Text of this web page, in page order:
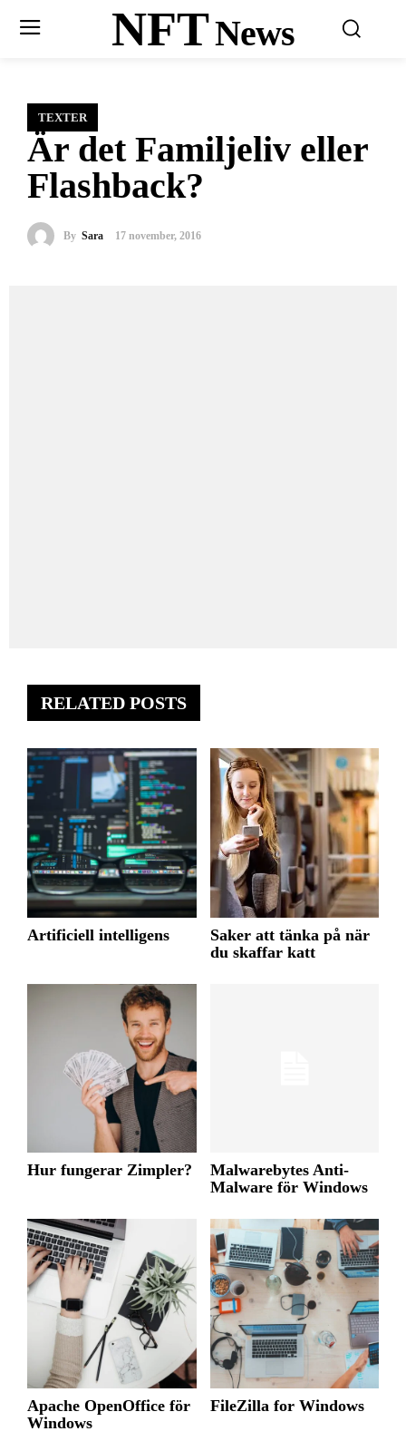
NFTNews
TEXTER
Är det Familjeliv eller
Flashback?
By Sara 17 november, 2016
RELATED POSTS
Artificiell intelligens
Saker att tänka på när
du skaffar katt
Hur fungerar Zimpler?
Malwarebytes Anti-
Malware för Windows
Apache OpenOffice för
Windows
FileZilla for Windows